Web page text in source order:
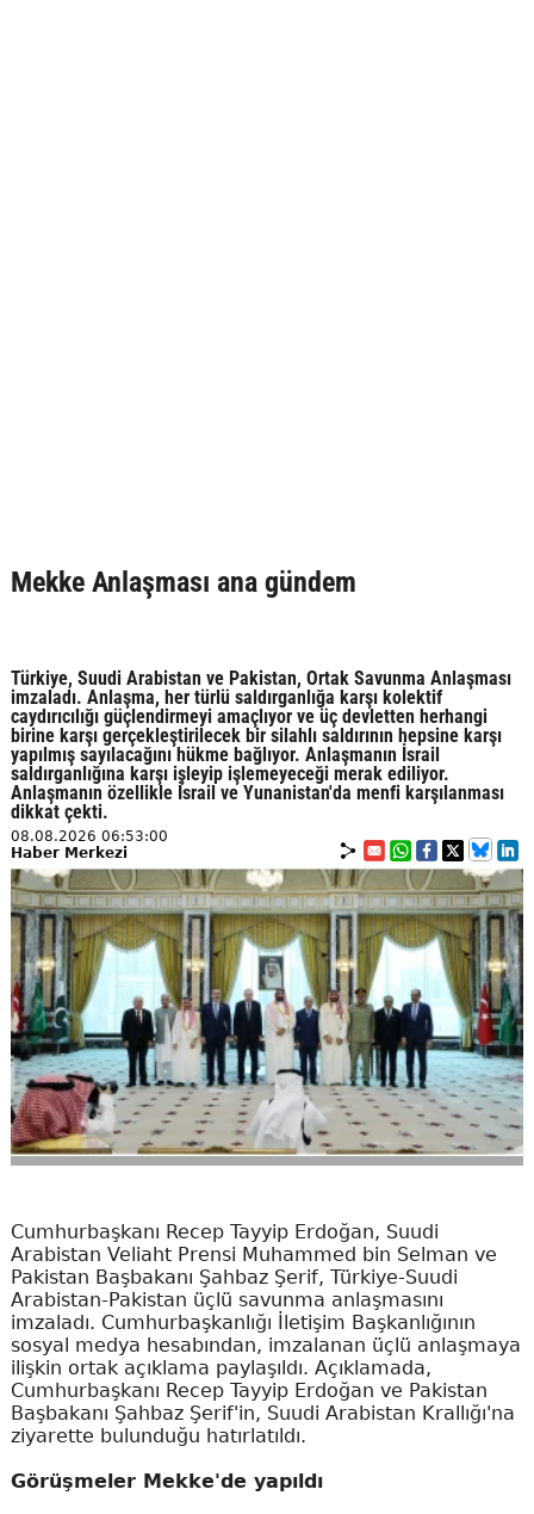
Mekke Anlaşması ana gündem
Türkiye, Suudi Arabistan ve Pakistan, Ortak Savunma Anlaşması
imzaladı. Anlaşma, her türlü saldırganlığa karşı kolektif
caydırıcılığı güçlendirmeyi amaçlıyor ve üç devletten herhangi
birine karşı gerçekleştirilecek bir silahlı saldırının hepsine karşı
yapılmış sayılacağını hükme bağlıyor. Anlaşmanın İsrail
saldırganlığına karşı işleyip işlemeyeceği merak ediliyor.
Anlaşmanın özellikle İsrail ve Yunanistan'da menfi karşılanması
dikkat çekti.
08.08.2026 06:53:00
Haber Merkezi
Cumhurbaşkanı Recep Tayyip Erdoğan, Suudi
Arabistan Veliaht Prensi Muhammed bin Selman ve
Pakistan Başbakanı Şahbaz Şerif, Türkiye-Suudi
Arabistan-Pakistan üçlü savunma anlaşmasını
imzaladı. Cumhurbaşkanlığı İletişim Başkanlığının
sosyal medya hesabından, imzalanan üçlü anlaşmaya
ilişkin ortak açıklama paylaşıldı. Açıklamada,
Cumhurbaşkanı Recep Tayyip Erdoğan ve Pakistan
Başbakanı Şahbaz Şerif'in, Suudi Arabistan Krallığı'na
ziyarette bulunduğu hatırlatıldı.
Görüşmeler Mekke'de yapıldı